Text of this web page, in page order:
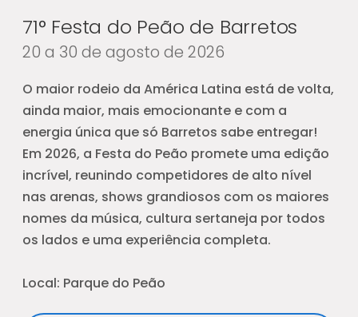
71° Festa do Peão de Barretos
20 a 30 de agosto de 2026
O maior rodeio da América Latina está de volta,
ainda maior, mais emocionante e com a
energia única que só Barretos sabe entregar!
Em 2026, a Festa do Peão promete uma edição
incrível, reunindo competidores de alto nível
nas arenas, shows grandiosos com os maiores
nomes da música, cultura sertaneja por todos
os lados e uma experiência completa.
Local: Parque do Peão